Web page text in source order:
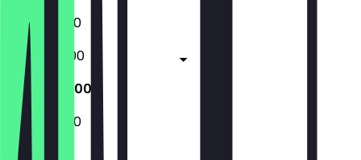
15:00 - 01:00
15:00 - 03:00
15:00 - 03:00
15:00 - 01:00